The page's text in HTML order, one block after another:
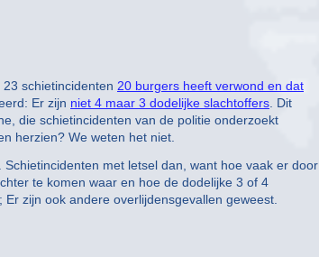
schietincidenten 20 burgers heeft verwond en dat
Er zijn niet 4 maar 3 dodelijke slachtoffers . Dit
die schietincidenten van de politie onderzoekt
herzien? We weten het niet.
met letsel dan, want hoe vaak er door
te komen waar en hoe de dodelijke 3 of 4
zijn ook andere overlijdensgevallen geweest.